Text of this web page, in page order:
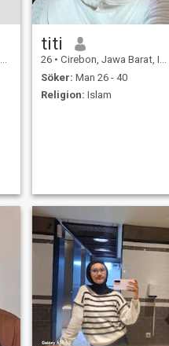
titi
26 • Cirebon, Jawa Barat, Indonesien
Söker: Man 26 - 40
Religion: Islam